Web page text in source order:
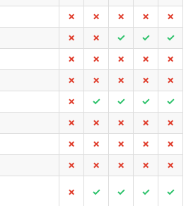
✗ ✗ ✗ ✗
✗
✗ ✗ ✓ ✓
✓
✗ ✗ ✗ ✗
✗
✗ ✗ ✗ ✗
✗
✗ ✓ ✓ ✓
✓
✗ ✗ ✗ ✗
✗
✗ ✗ ✗ ✗
✗
✗ ✗ ✗ ✗
✗
✗ ✓ ✓ ✓ ✓